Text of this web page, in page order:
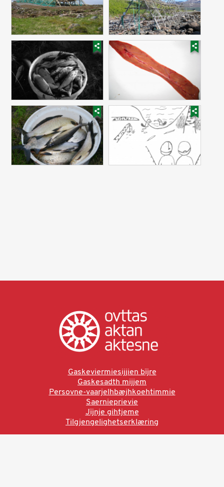
Gaskeviermiesijjien bïjre
Gaskesadth mijjem
Persovne-vaarjelhbæjhkoehtimmie
Saernieprievie
Jïjnje gihtjeme
Tilgjengelighetserklæring